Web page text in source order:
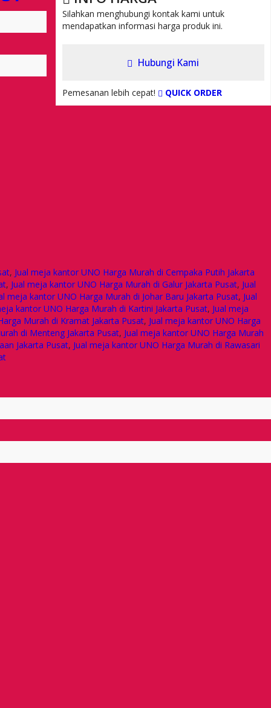
Silahkan menghubungi kontak kami untuk
mendapatkan informasi harga produk ini.
Hubungi Kami
Pemesanan lebih cepat! QUICK ORDER
, Jual meja kantor UNO Harga Murah di Cempaka Putih Jakarta
, Jual meja kantor UNO Harga Murah di Galur Jakarta Pusat, Jual
meja kantor UNO Harga Murah di Johar Baru Jakarta Pusat, Jual
kantor UNO Harga Murah di Kartini Jakarta Pusat, Jual meja
Murah di Kramat Jakarta Pusat, Jual meja kantor UNO Harga
di Menteng Jakarta Pusat, Jual meja kantor UNO Harga Murah
Jakarta Pusat, Jual meja kantor UNO Harga Murah di Rawasari